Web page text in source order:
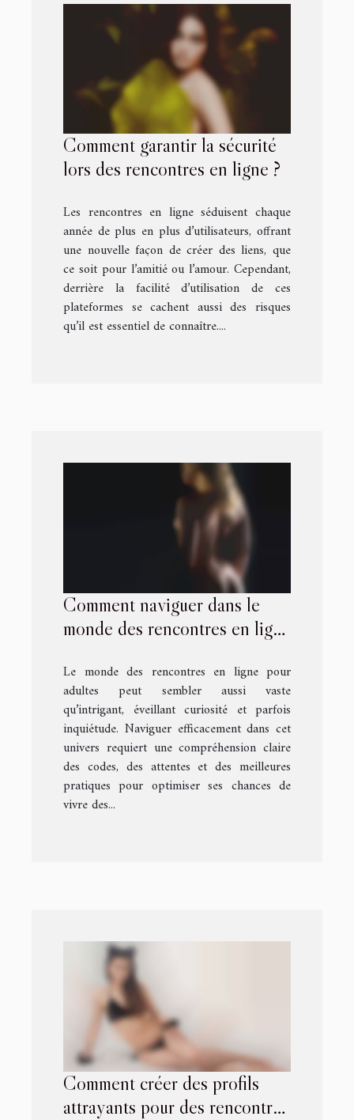
Comment garantir la sécurité
lors des rencontres en ligne ?
Les rencontres en ligne séduisent chaque
année de plus en plus d’utilisateurs, offrant
une nouvelle façon de créer des liens, que
ce soit pour l’amitié ou l’amour. Cependant,
derrière la facilité d’utilisation de ces
plateformes se cachent aussi des risques
qu’il est essentiel de connaître....
Comment naviguer dans le
monde des rencontres en ligne
Le monde des rencontres en ligne pour
adultes peut sembler aussi vaste
qu’intrigant, éveillant curiosité et parfois
inquiétude. Naviguer efficacement dans cet
univers requiert une compréhension claire
des codes, des attentes et des meilleures
pratiques pour optimiser ses chances de
vivre des...
Comment créer des profils
attrayants pour des rencontres